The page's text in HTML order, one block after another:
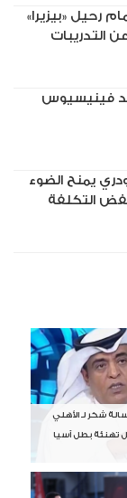
رحيل «بيزيرا»
التدريبات
فينيسيوس
يمنح الضوء
التكلفة
شكر لـ الأهلي
تهنئة بطل آسيا